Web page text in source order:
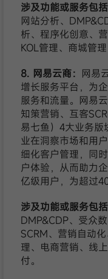
涉及功能或服务包括
网站分析、
析、程序化创意、
KOL管理、商城管
8. 网易云商： 网易
增长服务平台，为
服务和流量。网易
知策营销、互客
易七鱼）4大业务
业在洞察市场和用
细化客户管理，同
户体验，从而助力
亿级用户，为超过
涉及功能或服务包括
DMP&CDP、受众
SCRM、营销自动
理、电商营销、线
付。